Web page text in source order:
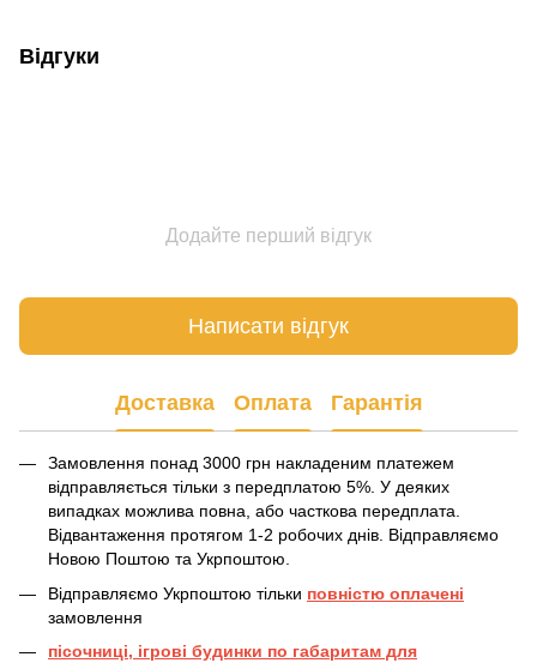
Відгуки
Додайте перший відгук
Написати відгук
Доставка Оплата Гарантія
Замовлення понад 3000 грн накладеним платежем
відправляється тільки з передплатою 5%. У деяких
випадках можлива повна, або часткова передплата.
Відвантаження протягом 1-2 робочих днів. Відправляємо
Новою Поштою та Укрпоштою.
Відправляємо Укрпоштою тільки повністю оплачені
замовлення
пісочниці, ігрові будинки по габаритам для